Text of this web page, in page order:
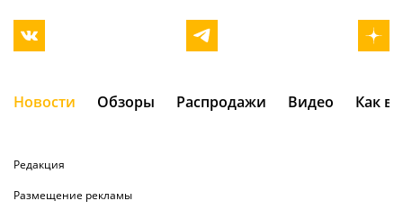
Новости Обзоры Распродажи Видео Как
Редакция
Размещение рекламы